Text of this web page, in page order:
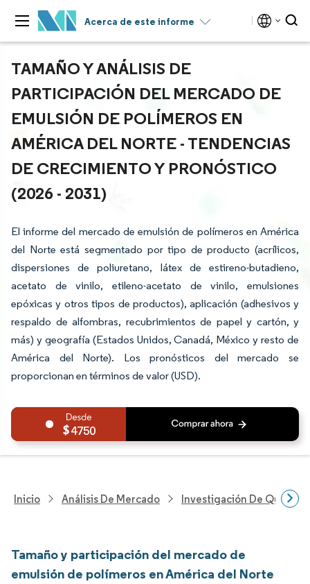
Acerca de este informe
TAMAÑO Y ANÁLISIS DE
PARTICIPACIÓN DEL MERCADO DE
EMULSIÓN DE POLÍMEROS EN
AMÉRICA DEL NORTE - TENDENCIAS
DE CRECIMIENTO Y PRONÓSTICO
(2026 - 2031)
El informe del mercado de emulsión de polímeros en América
del Norte está segmentado por tipo de producto (acrílicos,
dispersiones de poliuretano, látex de estireno-butadieno,
acetato de vinilo, etileno-acetato de vinilo, emulsiones
epóxicas y otros tipos de productos), aplicación (adhesivos y
respaldo de alfombras, recubrimientos de papel y cartón, y
más) y geografía (Estados Unidos, Canadá, México y resto de
América del Norte). Los pronósticos del mercado se
proporcionan en términos de valor (USD).
4750
Inicio Análisis De Mercado Investigación De
Tamaño y participación del mercado de
emulsión de polímeros en América del Norte